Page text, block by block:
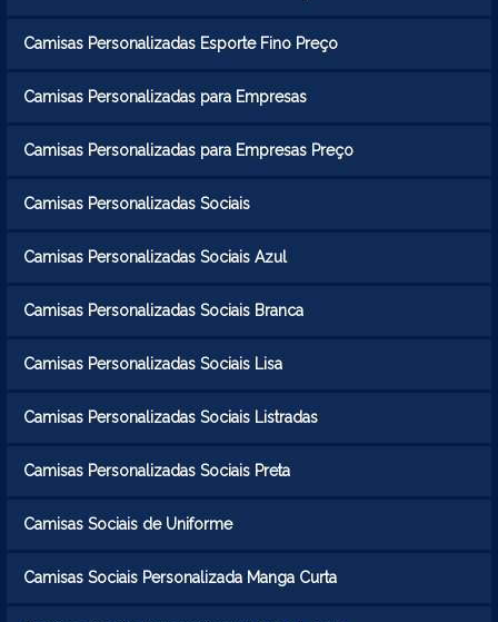
Camisas Personalizadas Esporte Fino Preço
Camisas Personalizadas para Empresas
Camisas Personalizadas para Empresas Preço
Camisas Personalizadas Sociais
Camisas Personalizadas Sociais Azul
Camisas Personalizadas Sociais Branca
Camisas Personalizadas Sociais Lisa
Camisas Personalizadas Sociais Listradas
Camisas Personalizadas Sociais Preta
Camisas Sociais de Uniforme
Camisas Sociais Personalizada Manga Curta